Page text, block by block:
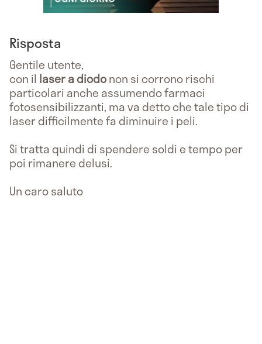
Risposta
Gentile utente,
con il laser a diodonon si corrono rischi
particolari anche assumendo farmaci
fotosensibilizzanti, ma va detto che tale tipo di
laser difficilmente fa diminuire i peli.
Si tratta quindi di spendere soldi e tempo per
poi rimanere delusi.
Un caro saluto